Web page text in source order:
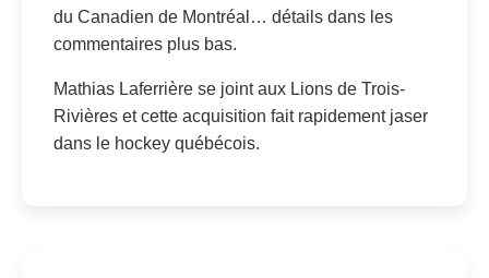
du Canadien de Montréal… détails dans les
commentaires plus bas.
Mathias Laferrière se joint aux Lions de Trois-
Rivières et cette acquisition fait rapidement jaser
dans le hockey québécois.